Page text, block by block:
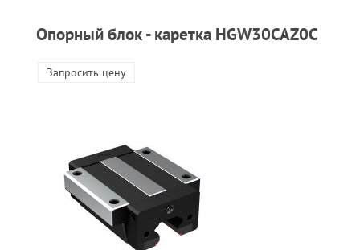
Опорный блок - каретка HGW30CAZ0C
Запросить цену